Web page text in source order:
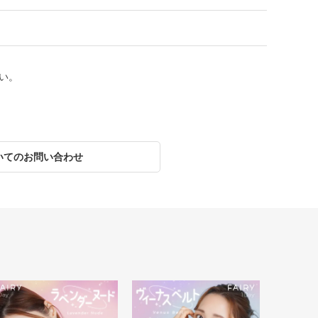
。
てのお問い合わせ